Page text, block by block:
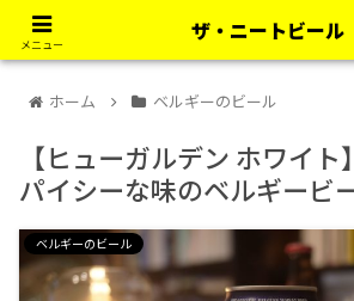
ホーム ベルギーのビール
【ヒューガルデン ホワイ
パイシーな味のベルギービ
ベルギーのビール
メニュー
ザ・ニートビール